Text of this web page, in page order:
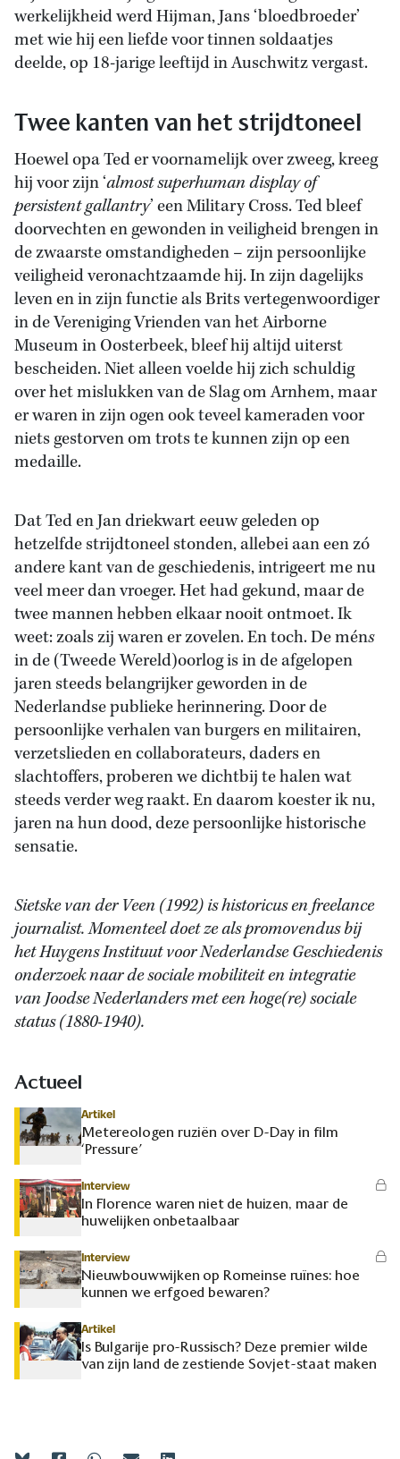
werkelijkheid werd Hijman, Jans ‘bloedbroeder’
met wie hij een liefde voor tinnen soldaatjes
deelde, op 18-jarige leeftijd in Auschwitz vergast.
Twee kanten van het strijdtoneel
Hoewel opa Ted er voornamelijk over zweeg, kreeg
hij voor zijn ‘almost superhuman display of
persistent gallantry’ een Military Cross. Ted bleef
doorvechten en gewonden in veiligheid brengen in
de zwaarste omstandigheden – zijn persoonlijke
veiligheid veronachtzaamde hij. In zijn dagelijks
leven en in zijn functie als Brits vertegenwoordiger
in de Vereniging Vrienden van het Airborne
Museum in Oosterbeek, bleef hij altijd uiterst
bescheiden. Niet alleen voelde hij zich schuldig
over het mislukken van de Slag om Arnhem, maar
er waren in zijn ogen ook teveel kameraden voor
niets gestorven om trots te kunnen zijn op een
medaille.
Dat Ted en Jan driekwart eeuw geleden op
hetzelfde strijdtoneel stonden, allebei aan een zó
andere kant van de geschiedenis, intrigeert me nu
veel meer dan vroeger. Het had gekund, maar de
twee mannen hebben elkaar nooit ontmoet. Ik
weet: zoals zij waren er zovelen. En toch. De méns
in de (Tweede Wereld)oorlog is in de afgelopen
jaren steeds belangrijker geworden in de
Nederlandse publieke herinnering. Door de
persoonlijke verhalen van burgers en militairen,
verzetslieden en collaborateurs, daders en
slachtoffers, proberen we dichtbij te halen wat
steeds verder weg raakt. En daarom koester ik nu,
jaren na hun dood, deze persoonlijke historische
sensatie.
Sietske van der Veen (1992) is historicus en freelance
journalist. Momenteel doet ze als promovendus bij
het Huygens Instituut voor Nederlandse Geschiedenis
onderzoek naar de sociale mobiliteit en integratie
van Joodse Nederlanders met een hoge(re) sociale
status (1880-1940).
Actueel
Artikel
Metereologen ruziën over D-Day in film
‘Pressure’
Interview
In Florence waren niet de huizen, maar de
huwelijken onbetaalbaar
Interview
Nieuwbouwwijken op Romeinse ruïnes: hoe
kunnen we erfgoed bewaren?
Artikel
Is Bulgarije pro-Russisch? Deze premier wilde
van zijn land de zestiende Sovjet-staat maken